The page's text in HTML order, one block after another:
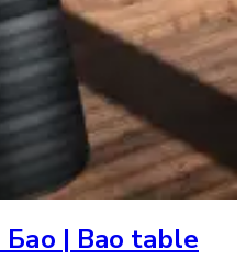
Бао | Bao table